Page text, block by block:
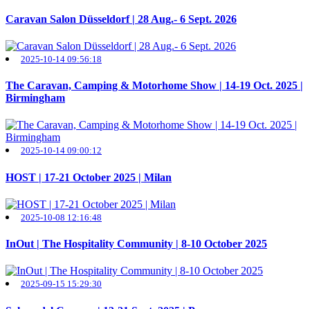
Caravan Salon Düsseldorf | 28 Aug.- 6 Sept. 2026
2025-10-14 09:56:18
The Caravan, Camping & Motorhome Show | 14-19 Oct. 2025 |
Birmingham
2025-10-14 09:00:12
HOST | 17-21 October 2025 | Milan
2025-10-08 12:16:48
InOut | The Hospitality Community | 8-10 October 2025
2025-09-15 15:29:30